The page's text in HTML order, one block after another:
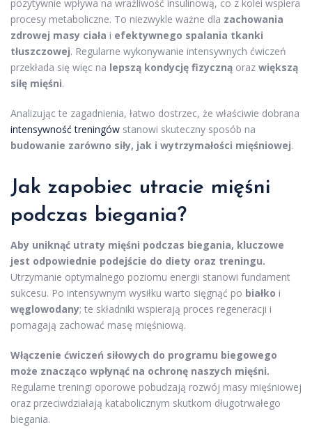
pozytywnie wpływa na wrażliwość insulinową, co z kolei wspiera
procesy metaboliczne. To niezwykle ważne dla zachowania
zdrowej masy ciała i efektywnego spalania tkanki
tłuszczowej. Regularne wykonywanie intensywnych ćwiczeń
przekłada się więc na lepszą kondycję fizyczną oraz większą
siłę mięśni.
Analizując te zagadnienia, łatwo dostrzec, że właściwie dobrana
intensywność treningów stanowi skuteczny sposób na
budowanie zarówno siły, jak i wytrzymałości mięśniowej.
Jak zapobiec utracie mięśni
podczas biegania?
Aby uniknąć utraty mięśni podczas biegania, kluczowe
jest odpowiednie podejście do diety oraz treningu.
Utrzymanie optymalnego poziomu energii stanowi fundament
sukcesu. Po intensywnym wysiłku warto sięgnąć po białko i
węglowodany; te składniki wspierają proces regeneracji i
pomagają zachować masę mięśniową.
Włączenie ćwiczeń siłowych do programu biegowego
może znacząco wpłynąć na ochronę naszych mięśni.
Regularne treningi oporowe pobudzają rozwój masy mięśniowej
oraz przeciwdziałają katabolicznym skutkom długotrwałego
biegania.